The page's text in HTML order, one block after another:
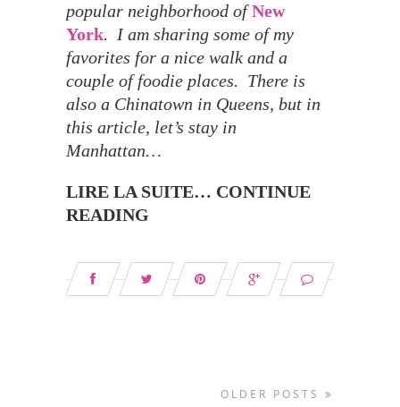
popular neighborhood ofNew
York. I am sharing some of my
favorites for a nice walk and a
couple of foodie places. There is
also a Chinatown in Queens, but in
this article, let’s stay in
Manhattan…
LIRE LA SUITE… CONTINUE
READING
OLDER POSTS